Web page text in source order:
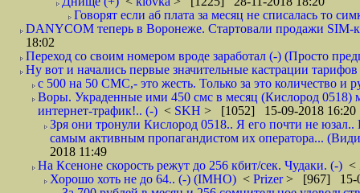
Говорят если аб плата за месяц не списалась то
DANYCOM теперь в Воронеже. Стартовали продажи SIM-
18:02
Переход со своим номером вроде заработал (-) (Просто
Ну вот и начались первые значительные кастрации
с 500 на 50 СМС,- это жесть. Только за это количество и
Воры. Украденные ими 450 смс в месяц (Кислород 0518)
интернет-трафик!.. (-) < SKH > [1052] 15-09-2018 16:20
Зря они тронули Кислород 0518.. Я его почти не
самым активным пропагандистом их оператора...
2018 11:49
На Ксеноне скорость режут до 256 кбит/сек. Чудаки. (-) <
Хорошо хоть не до 64.. (-) (IMHO) < Prizer> [967] 15-